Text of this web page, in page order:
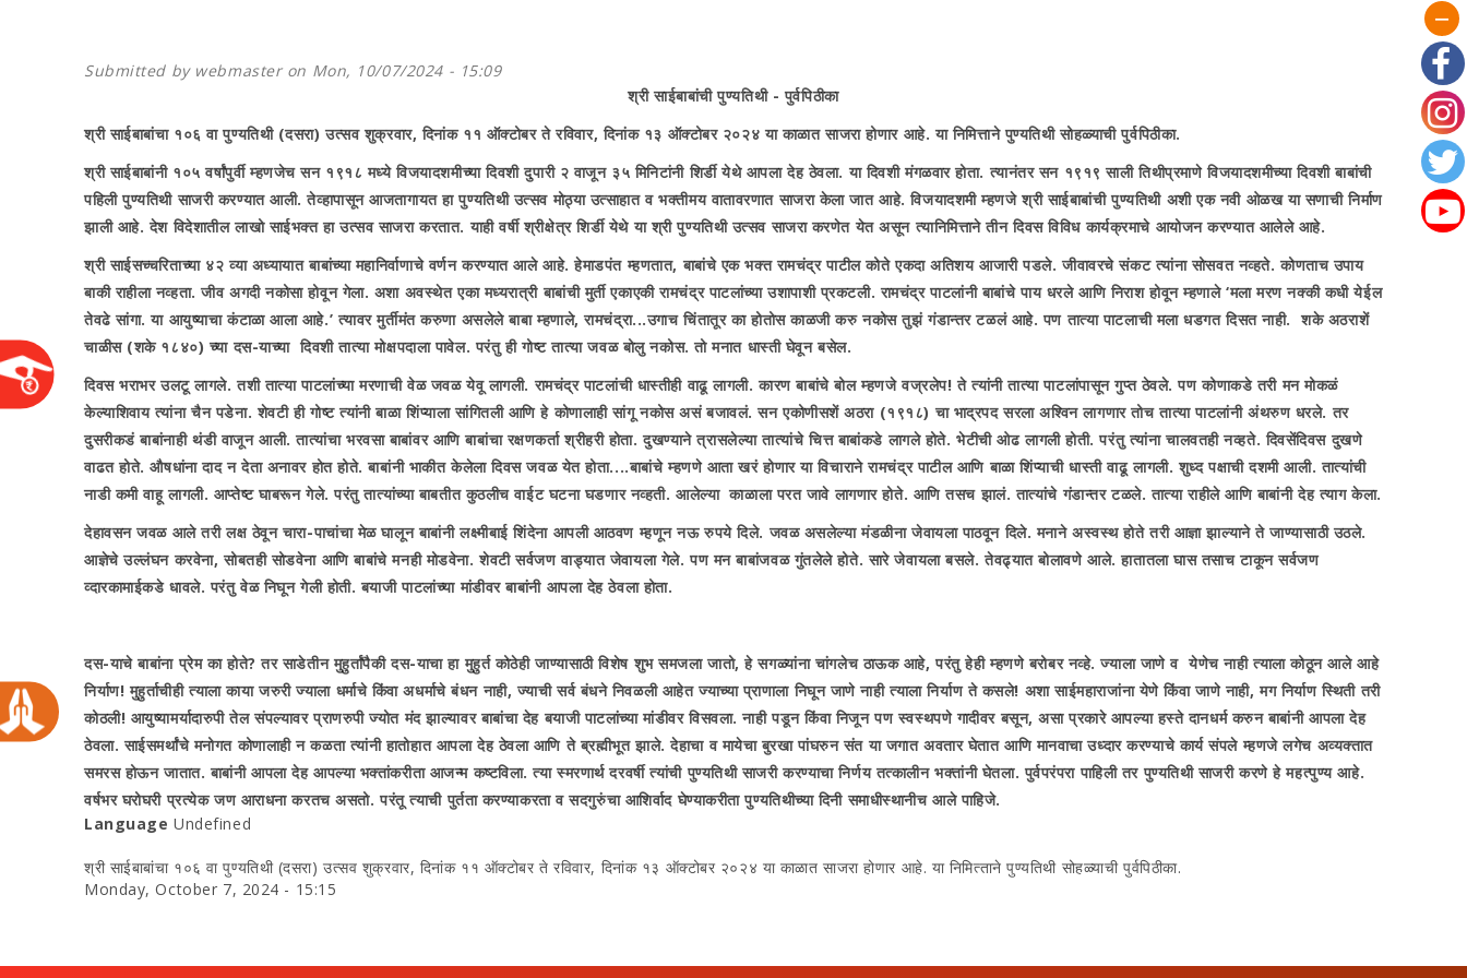
Submitted by webmasteron Mon, 10/07/2024 - 15:09
श्री साईबाबांची पुण्यतिथी - पुर्वपिठीका
श्री साईबाबांचा १०६ वा पुण्यतिथी (दसरा) उत्सव शुक्रवार,दिनांक ११ ऑक्टोबर ते रविवार,दिनांक १३ ऑक्टोबर २०२४ या काळात साजरा होणार आहे. या निमित्ताने पुण्यतिथी सोहळ्याची पुर्वपिठीका.
श्री साईबाबांनी १०५ वर्षांपुर्वी म्हणजेच सन १९१८ मध्ये विजयादशमीच्या दिवशी दुपारी २ वाजून ३५ मिनिटांनी शिर्डी येथे आपला देह ठेवला. या दिवशी मंगळवार होता. त्यानंतर सन १९१९ साली तिथीप्रमाणे विजयादशमीच्या दिवशी बाबांची
पहिली पुण्यतिथी साजरी करण्यात आली. तेव्हापासून आजतागायत हा पुण्यतिथी उत्सव मोठ्या उत्साहात व भक्तीमय वातावरणात साजरा केला जात आहे. विजयादशमी म्हणजे श्री साईबाबांची पुण्यतिथी अशी एक नवी ओळख या सणाची निर्माण
झाली आहे. देश विदेशातील लाखो साईभक्त हा उत्सव साजरा करतात. याही वर्षी श्रीक्षेत्र शिर्डी येथे या श्री पुण्यतिथी उत्सव साजरा करणेत येत असून त्यानिमित्ताने तीन दिवस विविध कार्यक्रमाचे आयोजन करण्यात आलेले आहे.
श्री साईसच्चरिताच्या ४२ व्या अध्यायात बाबांच्या महानिर्वाणाचे वर्णन करण्यात आले आहे. हेमाडपंत म्हणतात,बाबांचे एक भक्त रामचंद्र पाटील कोते एकदा अतिशय आजारी पडले. जीवावरचे संकट त्यांना सोसवत नव्हते. कोणताच उपाय
बाकी राहीला नव्हता. जीव अगदी नकोसा होवून गेला. अशा अवस्थेत एका मध्यरात्री बाबांची मुर्ती एकाएकी रामचंद्र पाटलांच्या उशापाशी प्रकटली. रामचंद्र पाटलांनी बाबांचे पाय धरले आणि निराश होवून म्हणाले ‘मला मरण नक्की कधी येईल
तेवढे सांगा. या आयुष्याचा कंटाळा आला आहे.’ त्यावर मुर्तीमंत करुणा असलेले बाबा म्हणाले,रामचंद्रा...उगाच चिंतातूर का होतोस काळजी करु नकोस तुझं गंडान्तर टळलं आहे. पण तात्या पाटलाची मला धडगत दिसत नाही. शके अठराशें
चाळीस (शके १८४०) च्या दस-याच्या दिवशी तात्या मोक्षपदाला पावेल. परंतु ही गोष्ट तात्या जवळ बोलु नकोस. तो मनात धास्ती घेवून बसेल.
दिवस भराभर उलटू लागले. तशी तात्या पाटलांच्या मरणाची वेळ जवळ येवू लागली. रामचंद्र पाटलांची धास्तीही वाढू लागली. कारण बाबांचे बोल म्हणजे वज्रलेप! ते त्यांनी तात्या पाटलांपासून गुप्त ठेवले. पण कोणाकडे तरी मन मोकळं
केल्याशिवाय त्यांना चैन पडेना. शेवटी ही गोष्ट त्यांनी बाळा शिंप्याला सांगितली आणि हे कोणालाही सांगू नकोस असं बजावलं. सन एकोणीसशें अठरा (१९१८) चा भाद्रपद सरला अश्विन लागणार तोच तात्या पाटलांनी अंथरुण धरले. तर
दुसरीकडं बाबांनाही थंडी वाजून आली. तात्यांचा भरवसा बाबांवर आणि बाबांचा रक्षणकर्ता श्रीहरी होता. दुखण्याने त्रासलेल्या तात्यांचे चित्त बाबांकडे लागले होते. भेटीची ओढ लागली होती. परंतु त्यांना चालवतही नव्हते. दिवसेंदिवस दुखणे
वाढत होते. औषधांना दाद न देता अनावर होत होते. बाबांनी भाकीत केलेला दिवस जवळ येत होता....बाबांचे म्हणणे आता खरं होणार या विचाराने रामचंद्र पाटील आणि बाळा शिंप्याची धास्ती वाढू लागली. शुध्द पक्षाची दशमी आली. तात्यांची
नाडी कमी वाहू लागली. आप्तेष्ट घाबरून गेले. परंतु तात्यांच्या बाबतीत कुठलीच वाईट घटना घडणार नव्हती. आलेल्या काळाला परत जावे लागणार होते. आणि तसच झालं. तात्यांचे गंडान्तर टळले. तात्या राहीले आणि बाबांनी देह त्याग केला.
देहावसन जवळ आले तरी लक्ष ठेवून चारा-पाचांचा मेळ घालून बाबांनी लक्ष्मीबाई शिंदेना आपली आठवण म्हणून नऊ रुपये दिले. जवळ असलेल्या मंडळीना जेवायला पाठवून दिले. मनाने अस्वस्थ होते तरी आज्ञा झाल्याने ते जाण्यासाठी उठले.
आज्ञेचे उल्लंघन करवेना,सोबतही सोडवेना आणि बाबांचे मनही मोडवेना. शेवटी सर्वजण वाड्यात जेवायला गेले. पण मन बाबांजवळ गुंतलेले होते. सारे जेवायला बसले. तेवढ्यात बोलावणे आले. हातातला घास तसाच टाकून सर्वजण
व्दारकामाईकडे धावले. परंतु वेळ निघून गेली होती. बयाजी पाटलांच्या मांडीवर बाबांनी आपला देह ठेवला होता.
दस-याचे बाबांना प्रेम का होते?तर साडेतीन मुहुर्तांपैकी दस-याचा हा मुहुर्त कोठेही जाण्यासाठी विशेष शुभ समजला जातो,हे सगळ्यांना चांगलेच ठाऊक आहे,परंतु हेही म्हणणे बरोबर नव्हे. ज्याला जाणे व येणेच नाही त्याला कोठून आले आहे
निर्याण! मुहुर्ताचीही त्याला काया जरुरी ज्याला धर्माचे किंवा अधर्माचे बंधन नाही,ज्याची सर्व बंधने निवळली आहेत ज्याच्या प्राणाला निघून जाणे नाही त्याला निर्याण ते कसले! अशा साईमहाराजांना येणे किंवा जाणे नाही,मग निर्याण स्थिती तरी
कोठली! आयुष्यामर्यादारुपी तेल संपल्यावर प्राणरुपी ज्योत मंद झाल्यावर बाबांचा देह बयाजी पाटलांच्या मांडीवर विसवला. नाही पडून किंवा निजून पण स्वस्थपणे गादीवर बसून,असा प्रकारे आपल्या हस्ते दानधर्म करुन बाबांनी आपला देह
ठेवला. साईसमर्थांचे मनोगत कोणालाही न कळता त्यांनी हातोहात आपला देह ठेवला आणि ते ब्रह्मीभूत झाले. देहाचा व मायेचा बुरखा पांघरुन संत या जगात अवतार घेतात आणि मानवाचा उध्दार करण्याचे कार्य संपले म्हणजे लगेच अव्यक्तात
समरस होऊन जातात. बाबांनी आपला देह आपल्या भक्तांकरीता आजन्म कष्टविला. त्या स्मरणार्थ दरवर्षी त्यांची पुण्यतिथी साजरी करण्याचा निर्णय तत्कालीन भक्तांनी घेतला. पुर्वपरंपरा पाहिली तर पुण्यतिथी साजरी करणे हे महत्पुण्य आहे.
वर्षभर घरोघरी प्रत्येक जण आराधना करतच असतो. परंतू त्याची पुर्तता करण्याकरता व सदगुरुंचा आशिर्वाद घेण्याकरीता पुण्यतिथीच्या दिनी समाधीस्थानीच आले पाहिजे.
Language Undefined
श्री साईबाबांचा १०६ वा पुण्‍यतिथी (दसरा) उत्‍सव शुक्रवार, दिनांक ११ ऑक्‍टोबर ते रविवार, दिनांक १३ ऑक्‍टोबर २०२४ या काळात साजरा होणार आहे. या निमित्‍ताने पुण्‍यतिथी सोहळ्याची पुर्वपिठीका.
Monday, October 7, 2024 - 15:15